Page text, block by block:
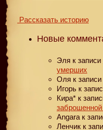
Рассказать историю
Новые
Эля к записи
умерших
Оля к записи
Игорь к
Кира* к
Angara к
Ленчик к